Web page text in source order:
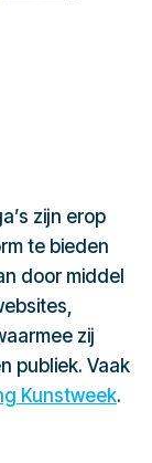
zijn erop
te bieden
door middel
zij
publiek. Vaak
Kunstweek.